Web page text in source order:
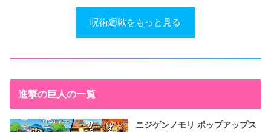
呪術廻戦をもっと見る
進撃の巨人の一覧
ニジゲンノモリ ポップアップス